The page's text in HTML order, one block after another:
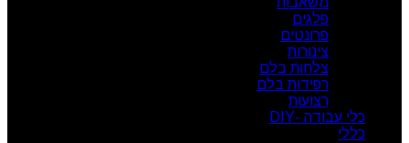
פלגים
פרונטים
צינורות
צלחות בלם
רפידות בלם
רצועות
כלי עבודה -DIY
כללי